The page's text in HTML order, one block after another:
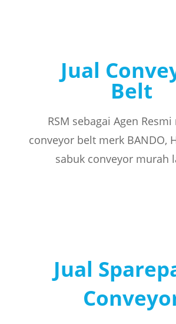
Jual
Belt
RSM sebagai Agen
conveyor belt merk BANDO,
sabuk conveyor murah
Jual